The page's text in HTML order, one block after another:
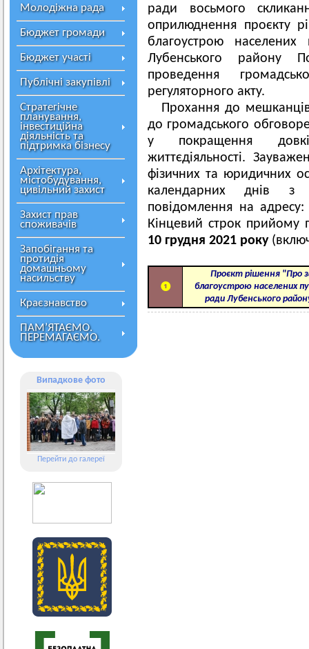
Молодіжна рада
Бюджет громади
Бюджет участі
Публічні закупівлі
Стратегічне
планування,
інвестиційна
діяльність та
підтримка бізнесу
Архітектура,
містобудування,
цивільний захист
Захист прав
споживачів
Запобігання та
протидія
домашньому
насильству
Краєзнавство
ПАМ’ЯТАЄМО.
ПЕРЕМАГАЄМО.
Випадкове фото
Перейти до галереї
ради восьмого
оприлюднення проєкту
благоустрою населених
Лубенського району
проведення
регуляторного акту.
Прохання до мешканців
до громадського
у покращення
життєдіяльності.
фізичних та юридичних
календарних днів з
повідомлення на
Кінцевий строк
10 грудня 2021 року
❶
Проєкт рішення "Про
благоустрою населених
ради Лубенського